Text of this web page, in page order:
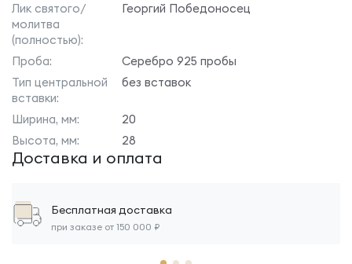
Лик святого/
молитва
(полностью):
Георгий Победоносец
Проба:
Серебро 925 пробы
Тип центральной
вставки:
без вставок
Ширина, мм:
20
Высота, мм:
28
Доставка и оплата
Бесплатная доставка
при заказе от 150 000 ₽